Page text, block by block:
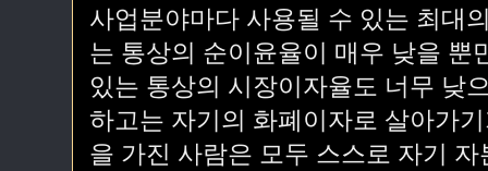
사업분야마다 사용될 수 있는 최대
는 통상의 순이윤율이 매우 낮을 뿐
있는 통상의 시장이자율도 너무 낮
하고는 자기의 화폐이자로 살아가
을 가진 사람은 모두 스스로 자기